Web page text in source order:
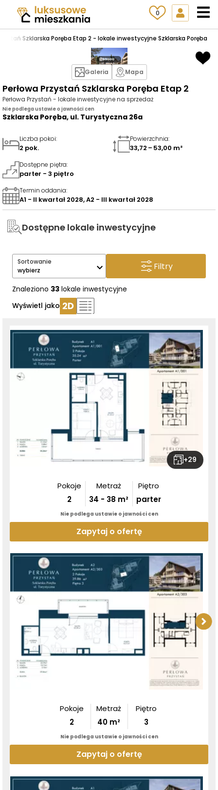
0
Szklarska Poręba Etap 2 - lokale inwestycyjne Szklarska Poręba
Perłowa Przystań Szklarska Poręba Etap 2
Perłowa Przystań - lokale inwestycyjne na sprzedaż
Nie podlega ustawie o jawności cen
Szklarska Poręba, ul. Turystyczna 26a
Galeria Mapa
Liczba pokoi:
2 pok.
Powierzchnia:
33,72 – 53,00 m²
Dostępne piętra:
parter - 3 piętro
Termin oddania:
A1 - II kwartał 2028, A2 - III kwartał 2028
Dostępne lokale inwestycyjne
Filtry
Sortowanie
wybierz
Znaleziono 33 lokale inwestycyjne
Wyświetl jako
+29
Pokoje
2
Metraż
34 - 38 m²
Piętro
parter
Nie podlega ustawie o jawności cen
Zapytaj o ofertę
Pokoje
2
Metraż
40 m²
Piętro
3
Nie podlega ustawie o jawności cen
Zapytaj o ofertę